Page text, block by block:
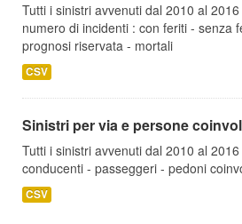
Tutti i sinistri avvenuti dal 2010 al
numero di incidenti : con feriti - senza
prognosi riservata - mortali
CSV
Sinistri per via e persone
Tutti i sinistri avvenuti dal 2010 al
conducenti - passeggeri - pedoni
CSV